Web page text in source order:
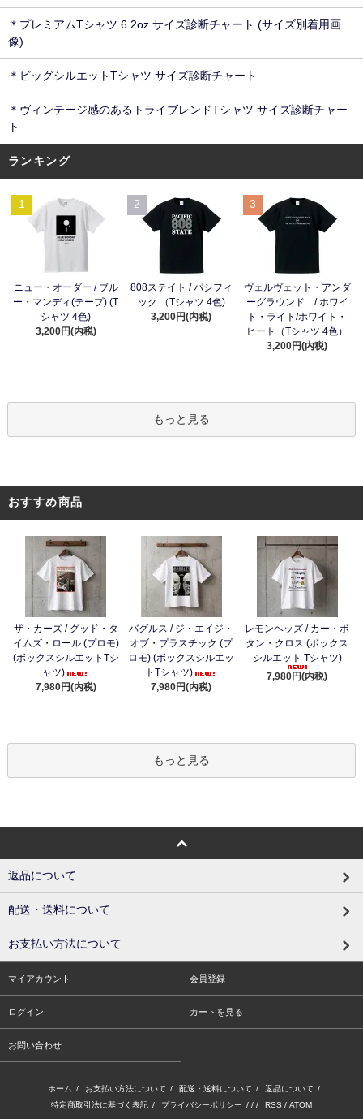
＊プレミアムTシャツ 6.2oz サイズ診断チャート (サイズ別着用画
像)
＊ビッグシルエットTシャツ サイズ診断チャート
＊ヴィンテージ感のあるトライブレンドTシャツ サイズ診断チャー
ト
ランキング
1
ニュー・オーダー / ブル
ー・マンディ(テープ) (T
シャツ 4色)
3,200円(内税)
2
808ステイト / パシフィ
ック （Tシャツ 4色)
3,200円(内税)
3
ヴェルヴェット・アンダ
ーグラウンド / ホワイ
ト・ライト/ホワイト・
ヒート（Tシャツ 4色）
3,200円(内税)
もっと見る
おすすめ商品
ザ・カーズ / グッド・タ
イムズ・ロール (プロモ)
(ボックスシルエットTシ
ャツ)
7,980円(内税)
バグルス / ジ・エイジ・
オブ・プラスチック (プ
ロモ) (ボックスシルエッ
トTシャツ)
7,980円(内税)
レモンヘッズ / カー・ボ
タン・クロス (ボックス
シルエット Tシャツ)
7,980円(内税)
もっと見る
返品について
配送・送料について
お支払い方法について
マイアカウント 会員登録
ログイン カートを見る
お問い合わせ
ホーム / お支払い方法について / 配送・送料について / 返品について /
特定商取引法に基づく表記 / プライバシーポリシー / / / RSS / ATOM